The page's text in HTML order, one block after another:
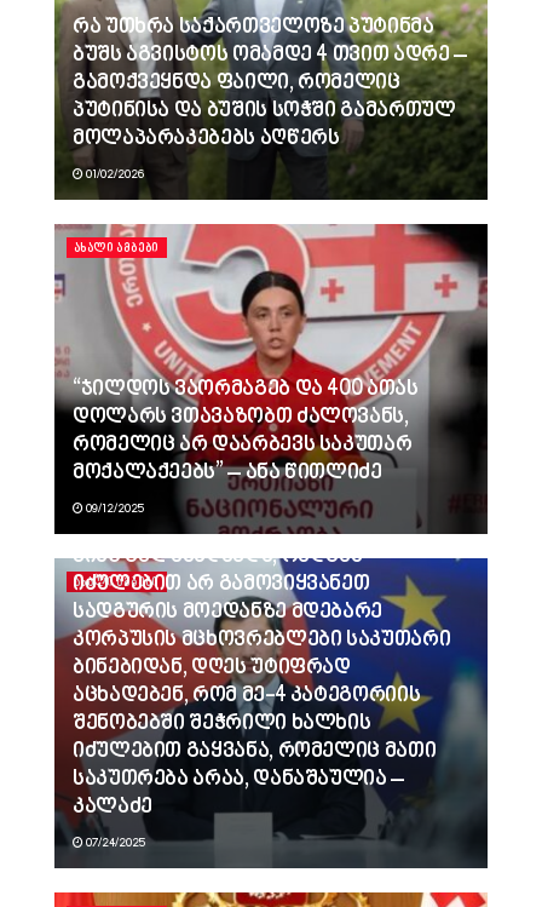
რა უთხრა საქართველოზე პუტინმა
ბუშს აგვისტოს ომამდე 4 თვით ადრე –
გამოქვეყნდა ფაილი, რომელიც
პუტინისა და ბუშის სოჭში გამართულ
მოლაპარაკებებს აღწერს
01/02/2026
ᲐᲮᲐᲚᲘ ᲐᲛᲑᲔᲑᲘ
“ჯილდოს ვაორმაგებ და 400 ათას
დოლარს ვთავაზობთ ძალოვანს,
რომელიც არ დაარბევს საკუთარ
მოქალაქეებს” – ანა წითლიძე
09/12/2025
ᲐᲮᲐᲚᲘ ᲐᲛᲑᲔᲑᲘ
ვინც გვლანძღავდა, რადგან
იძულებით არ გამოვიყვანეთ
სადგურის მოედანზე მდებარე
კორპუსის მცხოვრებლები საკუთარი
ბინებიდან, დღეს უტიფრად
აცხადებენ, რომ მე-4 კატეგორიის
შენობებში შეჭრილი ხალხის
იძულებით გაყვანა, რომელიც მათი
საკუთრება არაა, დანაშაულია –
კალაძე
07/24/2025